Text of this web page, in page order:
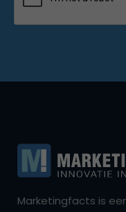
Marketingfacts is